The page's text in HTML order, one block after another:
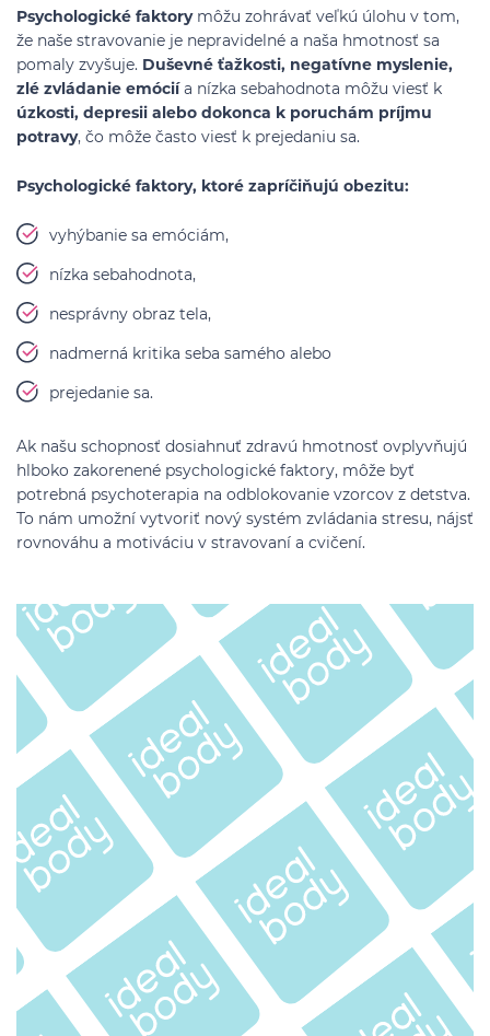
Psychologické faktory môžu zohrávať veľkú úlohu v tom,
že naše stravovanie je nepravidelné a naša hmotnosť sa
pomaly zvyšuje. Duševné ťažkosti, negatívne myslenie,
zlé zvládanie emóciía nízka sebahodnota môžu viesť k
úzkosti, depresii alebo dokonca k poruchám príjmu
potravy, čo môže často viesť k prejedaniu sa.
Psychologické faktory, ktoré zapríčiňujú obezitu:
vyhýbanie sa emóciám,
nízka sebahodnota,
nesprávny obraz tela,
nadmerná kritika seba samého alebo
prejedanie sa.
Ak našu schopnosť dosiahnuť zdravú hmotnosť ovplyvňujú
hlboko zakorenené psychologické faktory, môže byť
potrebná psychoterapia na odblokovanie vzorcov z detstva.
To nám umožní vytvoriť nový systém zvládania stresu, nájsť
rovnováhu a motiváciu v stravovaní a cvičení.